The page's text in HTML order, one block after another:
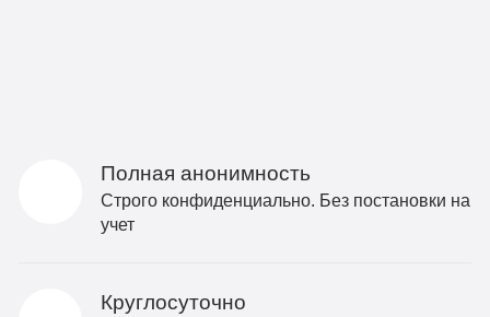
Полная анонимность
Строго конфиденциально. Без постановки на
учет
Круглосуточно